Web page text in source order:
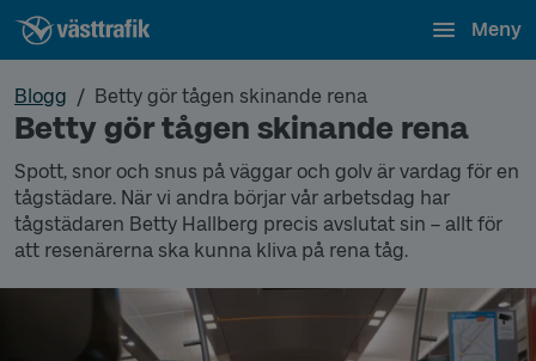
Meny
Blogg Betty gör tågen skinande rena
Betty gör tågen skinande rena
Spott, snor och snus på väggar och golv är vardag för en
tågstädare. När vi andra börjar vår arbetsdag har
tågstädaren Betty Hallberg precis avslutat sin – allt för
att resenärerna ska kunna kliva på rena tåg.